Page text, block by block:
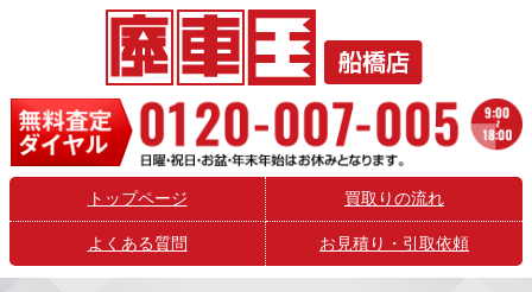
トップページ 買取りの流れ
よくある質問 お見積り・引取依頼